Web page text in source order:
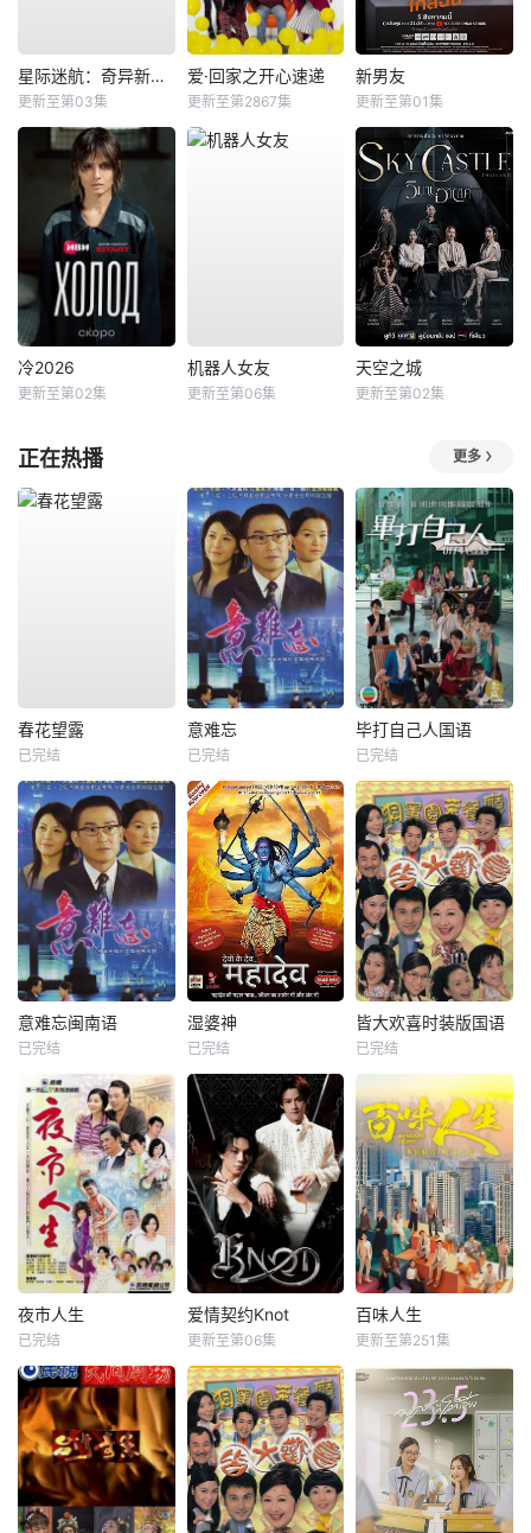
星际迷航：奇异新世界第四季
更新至第03集
爱·回家之开心速递
更新至第2867集
新男友
更新至第01集
冷2026
更新至第02集
机器人女友
更新至第06集
天空之城
更新至第02集
正在热播 更多
春花望露
已完结
意难忘
已完结
毕打自己人国语
已完结
意难忘闽南语
已完结
湿婆神
已完结
皆大欢喜时装版国语
已完结
夜市人生
已完结
爱情契约Knot
更新至第06集
百味人生
更新至第251集